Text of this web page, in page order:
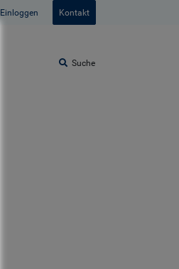
Einloggen Kontakt
Suche